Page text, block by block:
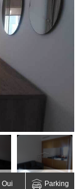
Oui Parking